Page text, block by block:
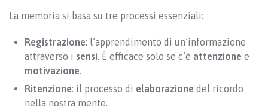
La memoria si basa su tre processi essenziali:
Registrazione: l’apprendimento di un’informazione
attraverso i sensi. È efficace solo se c’è attenzione e
motivazione.
Ritenzione: il processo di elaborazione del ricordo
nella nostra mente.